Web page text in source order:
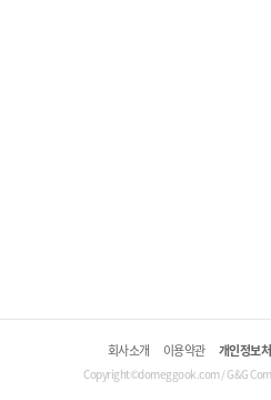
회사소개 이용약관 개인정보
Copyright©domeggook.com / G&G